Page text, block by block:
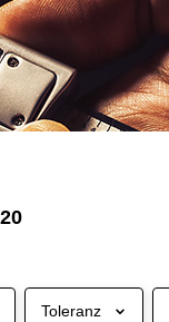
Toleranz